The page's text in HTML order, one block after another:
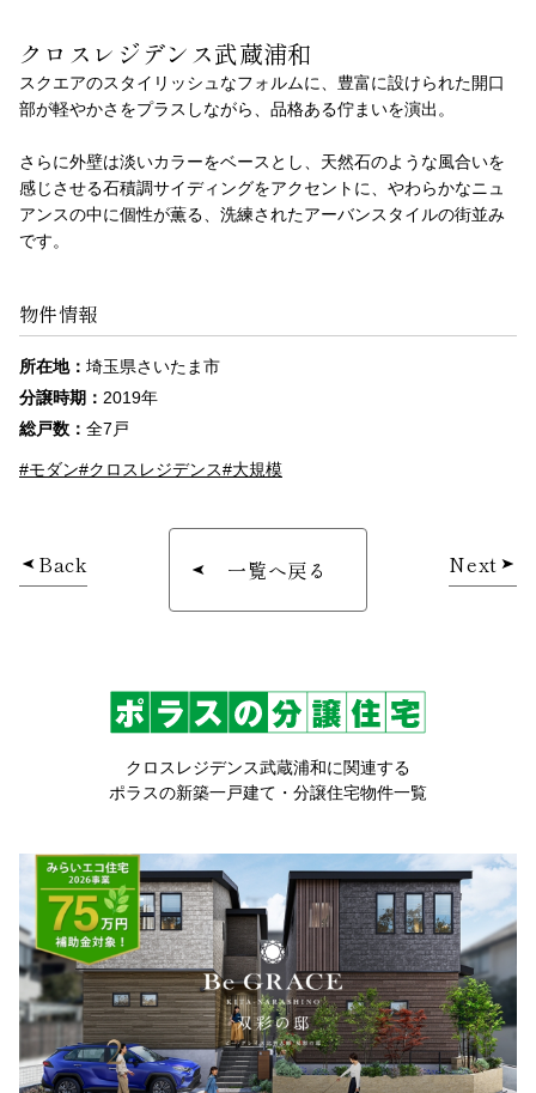
クロスレジデンス武蔵浦和
スクエアのスタイリッシュなフォルムに、豊富に設けられた開口
部が軽やかさをプラスしながら、品格ある佇まいを演出。
さらに外壁は淡いカラーをベースとし、天然石のような風合いを
感じさせる石積調サイディングをアクセントに、やわらかなニュ
アンスの中に個性が薫る、洗練されたアーバンスタイルの街並み
です。
物件情報
所在地： 埼玉県さいたま市
分譲時期： 2019年
総戸数： 全7戸
#モダン#クロスレジデンス#大規模
Back 一覧へ戻る Next
クロスレジデンス武蔵浦和に関連する
ポラスの新築一戸建て・分譲住宅物件一覧